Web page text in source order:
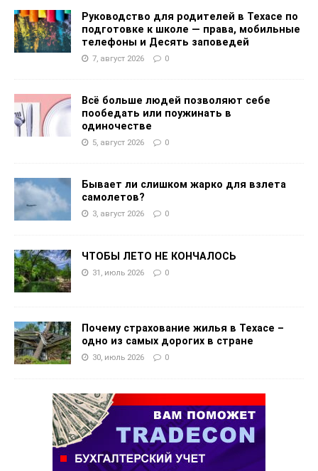
Руководство для родителей в Техасе по
подготовке к школе — права, мобильные
телефоны и Десять заповедей
7, август 2026 0
Всё больше людей позволяют себе
пообедать или поужинать в
одиночестве
5, август 2026 0
Бывает ли слишком жарко для взлета
самолетов?
3, август 2026 0
ЧТОБЫ ЛЕТО НЕ КОНЧАЛОСЬ
31, июль 2026 0
Почему страхование жилья в Техасе –
одно из самых дорогих в стране
30, июль 2026 0